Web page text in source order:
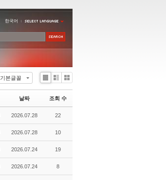
한국어
기본글꼴
Li
Zi
e
G
le
날짜 조회 수
2026.07.28 22
2026.07.28 10
2026.07.24 19
2026.07.24 8